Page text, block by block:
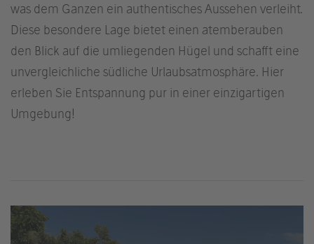
was dem Ganzen ein authentisches Aussehen verleiht.
Diese besondere Lage bietet einen atemberauben
den Blick auf die umliegenden Hügel und schafft eine
unvergleichliche südliche Urlaubsatmosphäre. Hier
erleben Sie Entspannung pur in einer einzigartigen
Umgebung!